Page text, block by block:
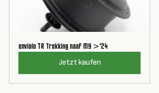
enviolo TR Trekking naaf MY >'24
Jetzt kaufen